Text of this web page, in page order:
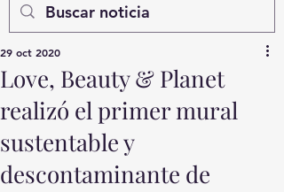
Love, Beauty & Planet
realizó el primer mural
sustentable y
descontaminante de
29 oct 2020